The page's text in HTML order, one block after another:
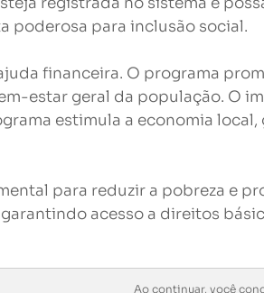
poderosa para inclusão social.
financeira. O programa
estar geral da população. O
estimula a economia
para reduzir a pobreza e
acesso a direitos
Ao continuar, você